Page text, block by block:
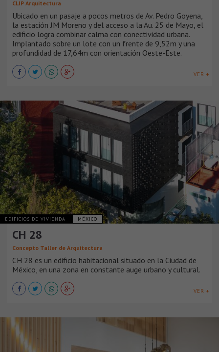
CLIP Arquitectura
Ubicado en un pasaje a pocos metros de Av. Pedro Goyena,
la estación JM Moreno y del acceso a la Au. 25 de Mayo, el
edificio logra combinar calma con conectividad urbana.
Implantado sobre un lote con un frente de 9,52m y una
profundidad de 17,64m con orientación Oeste-Este.
VER +
EDIFICIOS DE VIVIENDA MÉXICO
CH 28
Concepto Taller de Arquitectura
CH 28 es un edificio habitacional situado en la Ciudad de
México, en una zona en constante auge urbano y cultural.
VER +